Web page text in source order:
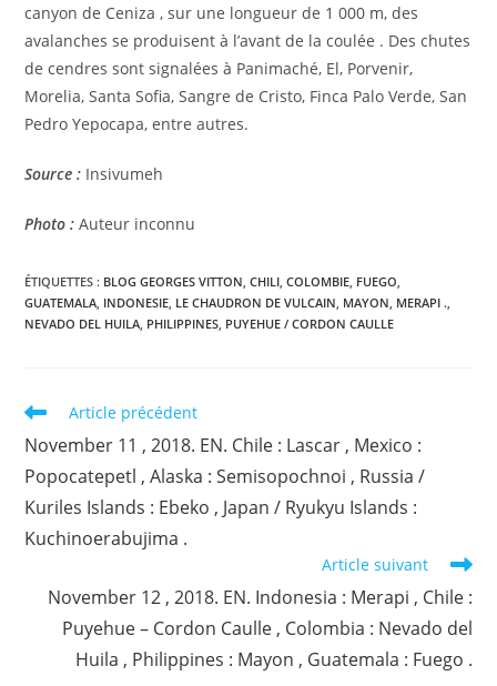
canyon de Ceniza , sur une longueur de 1 000 m, des
avalanches se produisent à l’avant de la coulée . Des chutes
de cendres sont signalées à Panimaché, El, Porvenir,
Morelia, Santa Sofia, Sangre de Cristo, Finca Palo Verde, San
Pedro Yepocapa, entre autres.
Source : Insivumeh
Photo : Auteur inconnu
ÉTIQUETTES : BLOG GEORGES VITTON CHILI COLOMBIE FUEGO
GUATEMALA INDONESIE LE CHAUDRON DE VULCAIN MAYON MERAPI .
NEVADO DEL HUILA PHILIPPINES PUYEHUE / CORDON CAULLE
Read
articles
Article précédent
November 11 , 2018. EN. Chile : Lascar , Mexico :
Popocatepetl , Alaska : Semisopochnoi , Russia /
Kuriles Islands : Ebeko , Japan / Ryukyu Islands :
Kuchinoerabujima .
Article suivant
November 12 , 2018. EN. Indonesia : Merapi , Chile :
Puyehue – Cordon Caulle , Colombia : Nevado del
Huila , Philippines : Mayon , Guatemala : Fuego .